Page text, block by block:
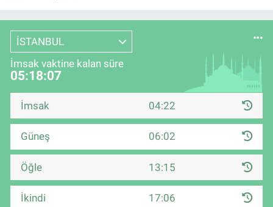
İSTANBUL
İmsak vaktine kalan süre
05:18:06
İmsak 04:22
Güneş 06:02
Öğle 13:15
İkindi 17:06